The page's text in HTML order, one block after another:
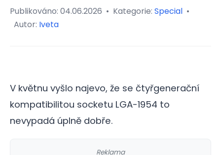
Publikováno: 04.06.2026 • Kategorie: Special •
Autor: Iveta
V květnu vyšlo najevo, že se čtyřgenerační
kompatibilitou socketu LGA-1954 to
nevypadá úplně dobře.
Reklama